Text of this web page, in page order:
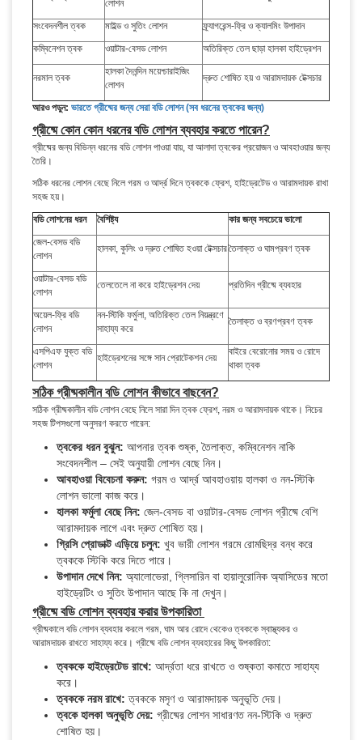
লোশন
সংবেদনশীল ত্বক মাইল্ড ও সুতিং লোশন
ফ্র্যাগরেন্স-ফ্রি ও ক্যালমিং উপাদান
কম্বিনেশন ত্বক
ওয়াটার-বেসড লোশন অতিরিক্ত তেল ছাড়া হালকা হাইড্রেশন
নরমাল ত্বক
হালকা দৈনন্দিন ময়েশ্চারাইজিং
লোশন
দ্রুত শোষিত হয় ও আরামদায়ক টেক্সচার
আরও পড়ুন: ভারতে গ্রীষ্মের জন্য সেরা বডি লোশন (সব ধরনের ত্বকের জন্য)
গ্রীষ্মে কোন কোন ধরনের বডি লোশন ব্যবহার করতে পারেন?
গ্রীষ্মের জন্য বিভিন্ন ধরনের বডি লোশন পাওয়া যায়, যা আলাদা ত্বকের প্রয়োজন ও আবহাওয়ার জন্য
তৈরি।
সঠিক ধরনের লোশন বেছে নিলে গরম ও আর্দ্র দিনে ত্বককে ফ্রেশ, হাইড্রেটেড ও আরামদায়ক রাখা
সহজ হয়।
বডি লোশনের ধরন
বৈশিষ্ট্য
কার জন্য সবচেয়ে ভালো
জেল-বেসড বডি
লোশন
হালকা, কুলিং ও দ্রুত শোষিত হওয়া টেক্সচারতৈলাক্ত ও ঘামপ্রবণ ত্বক
ওয়াটার-বেসড বডি
লোশন
তেলতেলে না করে হাইড্রেশন দেয় প্রতিদিন গ্রীষ্মে ব্যবহার
অয়েল-ফ্রি বডি
লোশন
নন-স্টিকি ফর্মুলা, অতিরিক্ত তেল নিয়ন্ত্রণে
সাহায্য করে
তৈলাক্ত ও ব্রণপ্রবণ ত্বক
এসপিএফ যুক্ত বডি
লোশন
হাইড্রেশনের সঙ্গে সান প্রোটেকশন দেয়
বাইরে বেরোনোর সময় ও রোদে
থাকা ত্বক
সঠিক গ্রীষ্মকালীন বডি লোশন কীভাবে বাছবেন?
সঠিক গ্রীষ্মকালীন বডি লোশন বেছে নিলে সারা দিন ত্বক ফ্রেশ, নরম ও আরামদায়ক থাকে। নিচের
সহজ টিপসগুলো অনুসরণ করতে পারেন:
ত্বকের ধরন বুঝুন: আপনার ত্বক শুষ্ক, তৈলাক্ত, কম্বিনেশন নাকি
সংবেদনশীল – সেই অনুযায়ী লোশন বেছে নিন।
আবহাওয়া বিবেচনা করুন: গরম ও আর্দ্র আবহাওয়ায় হালকা ও নন-স্টিকি
লোশন ভালো কাজ করে।
হালকা ফর্মুলা বেছে নিন: জেল-বেসড বা ওয়াটার-বেসড লোশন গ্রীষ্মে বেশি
আরামদায়ক লাগে এবং দ্রুত শোষিত হয়।
গ্রিসি প্রোডাক্ট এড়িয়ে চলুন: খুব ভারী লোশন গরমে রোমছিদ্র বন্ধ করে
ত্বককে স্টিকি করে দিতে পারে।
উপাদান দেখে নিন: অ্যালোভেরা, গ্লিসারিন বা হায়ালুরোনিক অ্যাসিডের মতো
হাইড্রেটিং ও সুতিং উপাদান আছে কি না দেখুন।
গ্রীষ্মে বডি লোশন ব্যবহার করার উপকারিতা
গ্রীষ্মকালে বডি লোশন ব্যবহার করলে গরম, ঘাম আর রোদে থেকেও ত্বককে স্বাস্থ্যকর ও
আরামদায়ক রাখতে সাহায্য করে। গ্রীষ্মে বডি লোশন ব্যবহারের কিছু উপকারিতা:
ত্বককে হাইড্রেটেড রাখে: আর্দ্রতা ধরে রাখতে ও শুষ্কতা কমাতে সাহায্য
করে।
ত্বককে নরম রাখে: ত্বককে মসৃণ ও আরামদায়ক অনুভূতি দেয়।
ত্বকে হালকা অনুভূতি দেয়: গ্রীষ্মের লোশন সাধারণত নন-স্টিকি ও দ্রুত
শোষিত হয়।